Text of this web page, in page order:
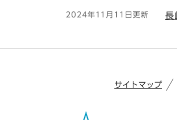
2024年11月11日更新 長
サイトマップ